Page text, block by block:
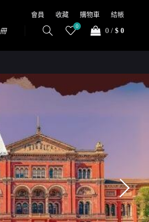
會員 收藏 購物車 結帳
0
0 / $ 0